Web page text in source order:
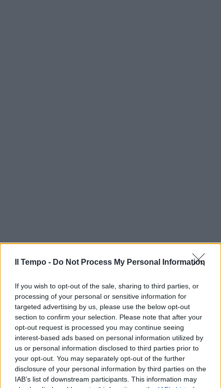
Il Tempo - Do Not Process My Personal Information
If you wish to opt-out of the sale, sharing to third parties, or
processing of your personal or sensitive information for
targeted advertising by us, please use the below opt-out
section to confirm your selection. Please note that after your
opt-out request is processed you may continue seeing
interest-based ads based on personal information utilized by
us or personal information disclosed to third parties prior to
your opt-out. You may separately opt-out of the further
disclosure of your personal information by third parties on the
IAB’s list of downstream participants. This information may